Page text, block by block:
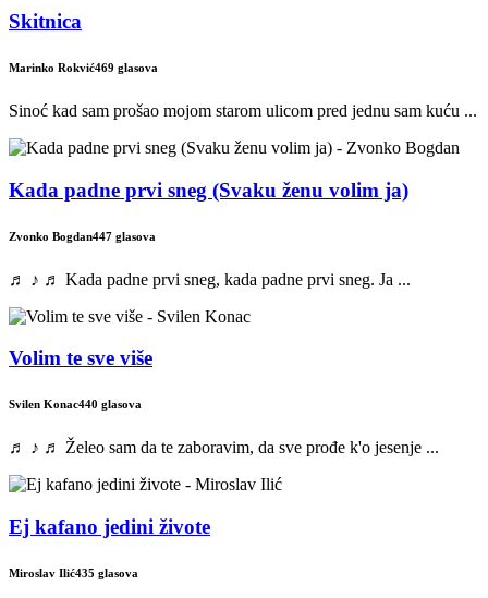
Skitnica
Marinko Rokvić469 glasova
Sinoć kad sam prošao mojom starom ulicom pred jednu sam kuću ...
Kada padne prvi sneg (Svaku ženu volim ja)
Zvonko Bogdan447 glasova
♬ ♪ ♬ Kada padne prvi sneg, kada padne prvi sneg. Ja ...
Volim te sve više
Svilen Konac440 glasova
♬ ♪ ♬ Želeo sam da te zaboravim, da sve prođe k'o jesenje ...
Ej kafano jedini živote
Miroslav Ilić435 glasova